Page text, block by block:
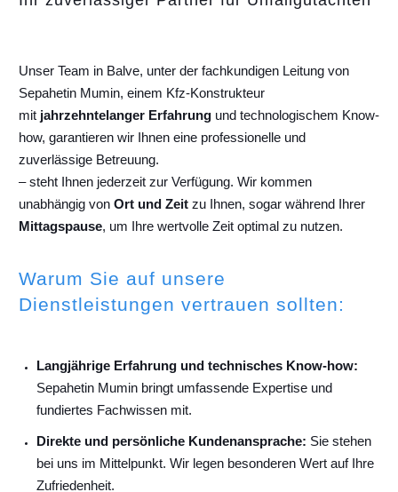
Unser Team in Balve, unter der fachkundigen Leitung von
Sepahetin Mumin, einem Kfz-Konstrukteur
mit jahrzehntelanger Erfahrung und technologischem Know-
how, garantieren wir Ihnen eine professionelle und
zuverlässige Betreuung.
– steht Ihnen jederzeit zur Verfügung. Wir kommen
unabhängig von Ort und Zeit zu Ihnen, sogar während Ihrer
Mittagspause, um Ihre wertvolle Zeit optimal zu nutzen.
Warum Sie auf unsere
Dienstleistungen vertrauen sollten:
Langjährige Erfahrung und technisches Know-how:
Sepahetin Mumin bringt umfassende Expertise und
fundiertes Fachwissen mit.
Direkte und persönliche Kundenansprache: Sie stehen
bei uns im Mittelpunkt. Wir legen besonderen Wert auf Ihre
Zufriedenheit.